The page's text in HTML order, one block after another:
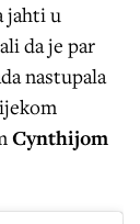
jahti u
da je par
nastupala
Cynthijom